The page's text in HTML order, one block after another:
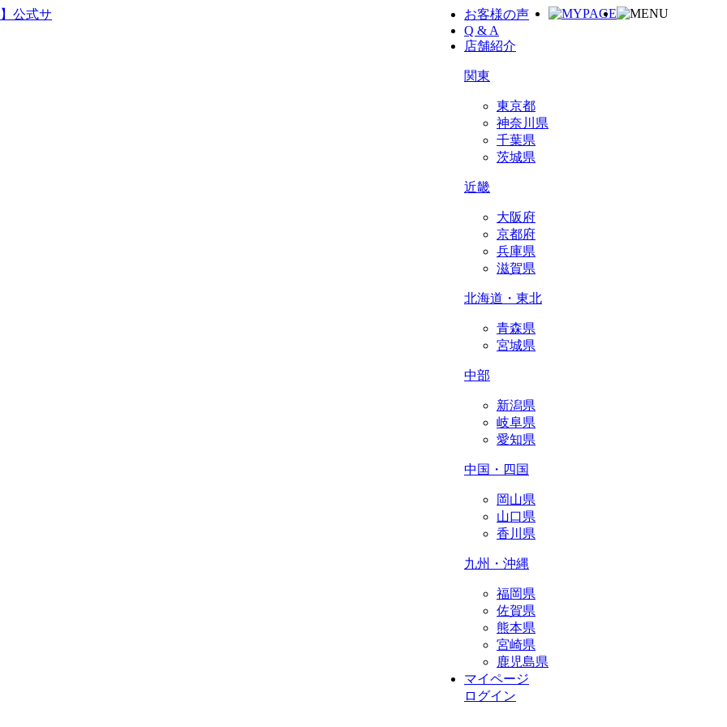
お客様の声
Q & A
店舗紹介
関東
東京都
神奈川県
千葉県
茨城県
近畿
大阪府
京都府
兵庫県
滋賀県
北海道・東北
青森県
宮城県
中部
新潟県
岐阜県
愛知県
中国・四国
岡山県
山口県
香川県
九州・沖縄
福岡県
佐賀県
熊本県
宮崎県
鹿児島県
マイページ
ログイン